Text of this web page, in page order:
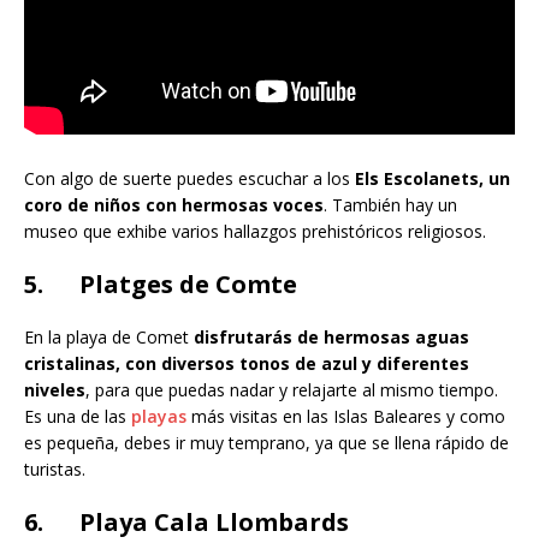
Con algo de suerte puedes escuchar a los Els Escolanets, un
coro de niños con hermosas voces. También hay un
museo que exhibe varios hallazgos prehistóricos religiosos.
5. Platges de Comte
En la playa de Comet disfrutarás de hermosas aguas
cristalinas, con diversos tonos de azul y diferentes
niveles, para que puedas nadar y relajarte al mismo tiempo.
Es una de las playas más visitas en las Islas Baleares y como
es pequeña, debes ir muy temprano, ya que se llena rápido de
turistas.
6. Playa Cala Llombards